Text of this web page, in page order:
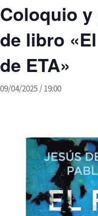
Coloquio
de libro
de ETA»
09/04/2025 / 19:00